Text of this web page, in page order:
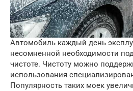
Автомобиль каждый день
несомненной необходимости
чистоте. Чистоту можно
использования
Популярность таких моек